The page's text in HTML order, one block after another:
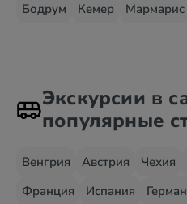
Бодрум
Кемер Мармарис
Экскурсии в
популярные
Венгрия Австрия Чехия
Франция
Испания